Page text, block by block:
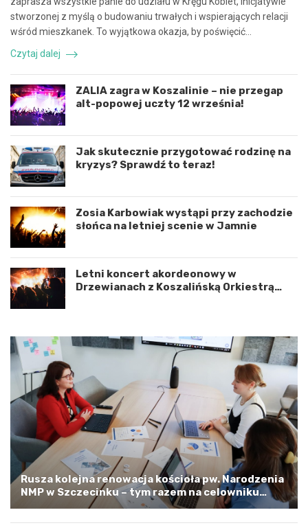
c
ę
i
k
o
o
r
d
y
n
a
c
j
ę
r
z
w
j
u
m
i
ę
z
y
W
o
e
d
z
w
z
d
a
r
z
e
n
i
e
d
r
o
g
o
w
p
o
K
o
s
z
a
i
n
e
m
a
l
o
s
stworzonej z myślą o budowaniu trwałych i wspierających relacji
wśród mieszkanek. To wyjątkowa okazja, by poświęcić…
Czytaj dalej
ZALIA zagra w Koszalinie – nie przegap
alt-popowej uczty 12 września!
Jak skutecznie przygotować rodzinę na
kryzys? Sprawdź to teraz!
Zosia Karbowiak wystąpi przy zachodzie
słońca na letniej scenie w Jamnie
Letni koncert akordeonowy w
Drzewianach z Koszalińską Orkiestrą
Rusza kolejna renowacja kościoła pw. Narodzenia
NMP w Szczecinku – tym razem na celowniku
zachodnia elewacja i główne wejście